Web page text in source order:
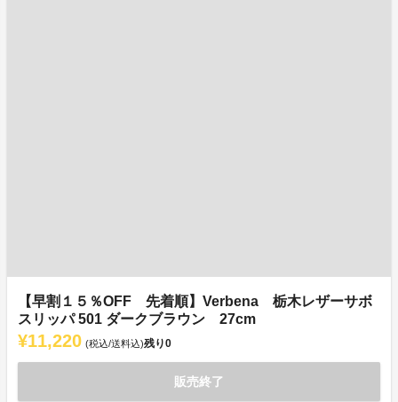
【早割１５％OFF 先着順】Verbena 栃木レザーサボ
スリッパ 501 ダークブラウン 27cm
¥11,220 (税込/送料込)残り0
販売終了